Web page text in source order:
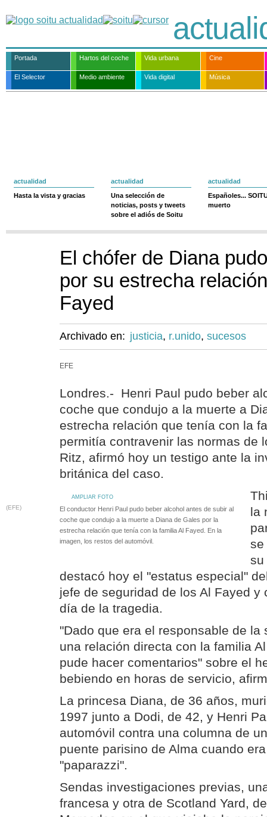
Portada Hartos del coche Vida urbana Cine
El Selector Medio ambiente Vida digital Música
actualidad
Hasta la vista y gracias
actualidad
Una selección de
noticias, posts y tweets
sobre el adiós de Soitu
actualidad
Españoles...
muerto
El chófer de Diana
por su estrecha
Fayed
Archivado en: justicia, r.unido, sucesos
EFE
Londres.- Henri Paul pudo beber
coche que condujo a la muerte a
estrecha relación que tenía con la
permitía contravenir las normas de
Ritz, afirmó hoy un testigo ante la
británica del caso.
AMPLIAR FOTO
(EFE)
El conductor Henri Paul pudo beber alcohol antes de subir al
coche que condujo a la muerte a Diana de Gales por la
estrecha relación que tenía con la familia Al Fayed. En la
imagen, los restos del automóvil.
la
se
su
destacó hoy el "estatus especial"
jefe de seguridad de los Al Fayed y
día de la tragedia.
"Dado que era el responsable de la
una relación directa con la familia
pude hacer comentarios" sobre el
bebiendo en horas de servicio,
La princesa Diana, de 36 años,
1997 junto a Dodi, de 42, y Henri
automóvil contra una columna de
puente parisino de Alma cuando
"paparazzi".
Sendas investigaciones previas,
francesa y otra de Scotland Yard,